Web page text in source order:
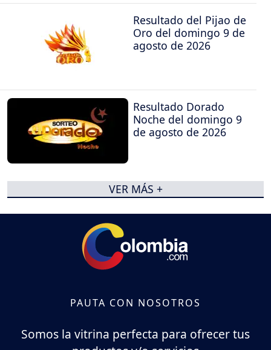
Resultado del Pijao de
Oro del domingo 9 de
agosto de 2026
Resultado Dorado
Noche del domingo 9
de agosto de 2026
VER MÁS +
PAUTA CON NOSOTROS
Somos la vitrina perfecta para ofrecer tus